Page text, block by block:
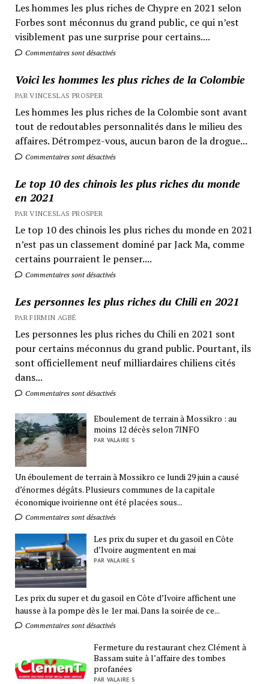
Les hommes les plus riches de Chypre en 2021 selon
Forbes sont méconnus du grand public, ce qui n’est
visiblement pas une surprise pour certains....
Commentaires sont désactivés
Voici les hommes les plus riches de la Colombie
PAR VINCESLAS PROSPER
Les hommes les plus riches de la Colombie sont avant
tout de redoutables personnalités dans le milieu des
affaires. Détrompez-vous, aucun baron de la drogue...
Commentaires sont désactivés
Le top 10 des chinois les plus riches du monde
en 2021
PAR VINCESLAS PROSPER
Le top 10 des chinois les plus riches du monde en 2021
n’est pas un classement dominé par Jack Ma, comme
certains pourraient le penser....
Commentaires sont désactivés
Les personnes les plus riches du Chili en 2021
PAR FIRMIN AGBÉ
Les personnes les plus riches du Chili en 2021 sont
pour certains méconnus du grand public. Pourtant, ils
sont officiellement neuf milliardaires chiliens cités
dans...
Commentaires sont désactivés
Eboulement de terrain à Mossikro : au
moins 12 décès selon 7INFO
PAR VALAIRE S
Un éboulement de terrain à Mossikro ce lundi 29 juin a causé
d’énormes dégâts. Plusieurs communes de la capitale
économique ivoirienne ont été placées sous...
Commentaires sont désactivés
Les prix du super et du gasoil en Côte
d’Ivoire augmentent en mai
PAR VALAIRE S
Les prix du super et du gasoil en Côte d’Ivoire affichent une
hausse à la pompe dès le 1er mai. Dans la soirée de ce...
Commentaires sont désactivés
Fermeture du restaurant chez Clément à
Bassam suite à l’affaire des tombes
profanées
PAR VALAIRE S